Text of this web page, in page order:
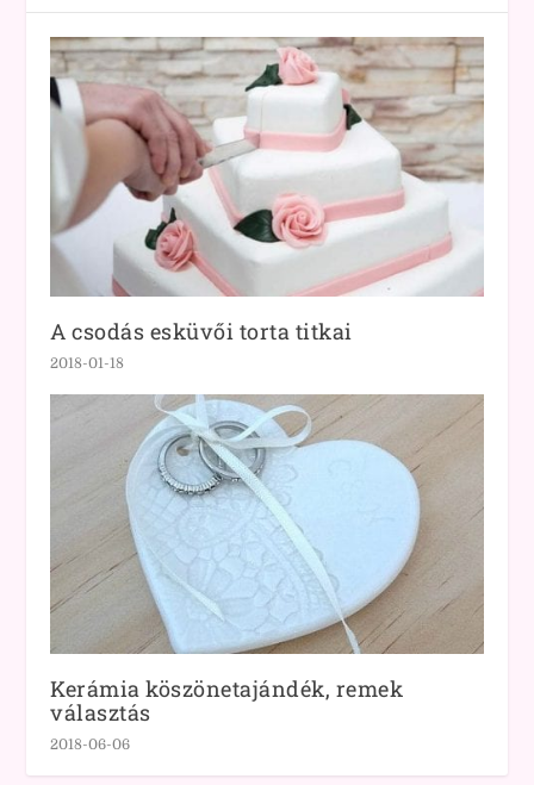
A csodás esküvői torta titkai
2018-01-18
Kerámia köszönetajándék, remek
választás
2018-06-06